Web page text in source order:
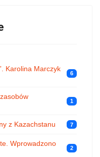
Karolina Marczyk
6
1
z Kazachstanu 7
Wprowadzono
2